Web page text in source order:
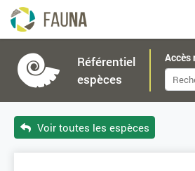
Référentiel
espèces
Accès
Voir toutes les espèces